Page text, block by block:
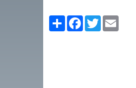
PartagerFacebook
Twitter